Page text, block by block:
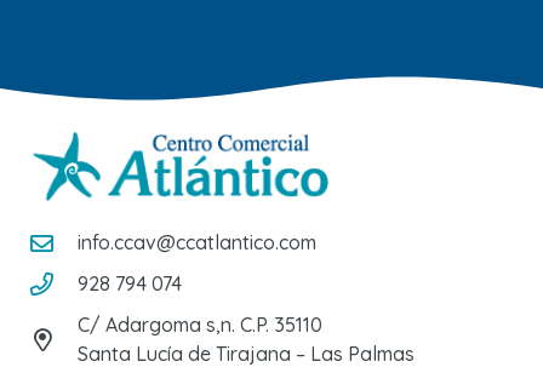
info.ccav@ccatlantico.com
928 794 074
C/ Adargoma s,n. C.P. 35110
Santa Lucía de Tirajana – Las Palmas